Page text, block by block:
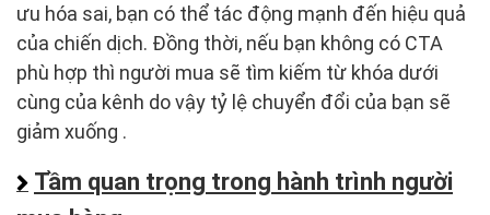
ưu hóa sai, bạn có thể tác động mạnh đến hiệu quả
của chiến dịch. Đồng thời, nếu bạn không có CTA
phù hợp thì người mua sẽ tìm kiếm từ khóa dưới
cùng của kênh do vậy tỷ lệ chuyển đổi của bạn sẽ
giảm xuống .
Tầm quan trọng trong hành trình người